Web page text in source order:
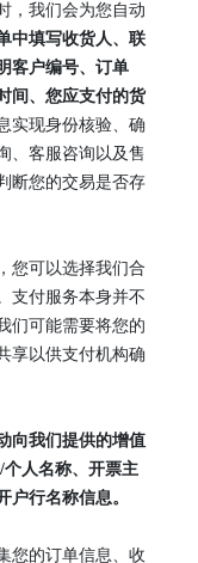
，我们会为您自动
中填写收货人、 联
客户编号、订单
间、您应支付的货
实现身份核验、确
、客服咨询以及售
断您的交易是否存
您可以选择我们合
支付服务本身并不
们可能需要将您的
享以供支付机构确
向我们提供的增值
人名称、开票主
户行名称信息。
您的订单信息、收